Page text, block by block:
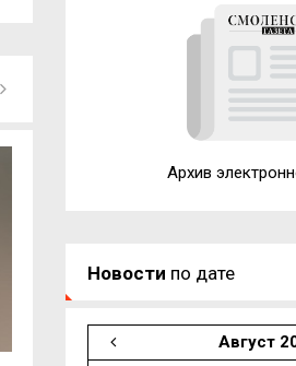
Архив
Новости по дате
Август